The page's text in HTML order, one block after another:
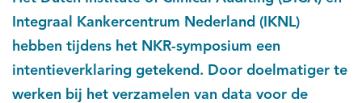
Integraal Kankercentrum Nederland (IKNL)
hebben tijdens het NKR-symposium een
intentieverklaring getekend. Door doelmatiger te
werken bij het verzamelen van data voor de